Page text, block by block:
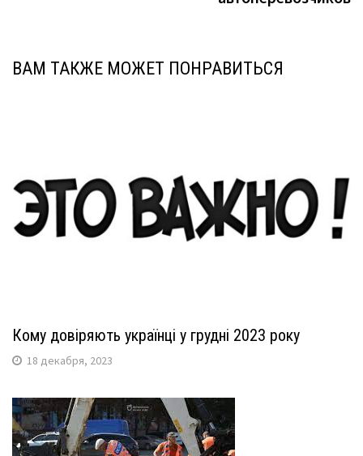
ВАМ ТАКЖЕ МОЖЕТ ПОНРАВИТЬСЯ
Кому довіряють українці у грудні 2023 року
18 декабря, 2023